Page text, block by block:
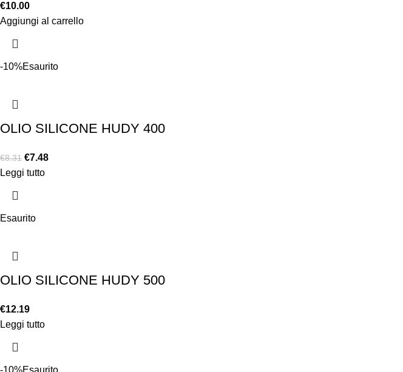
€10.00
Aggiungi al carrello
-10%Esaurito
OLIO SILICONE HUDY 400
€8.31 €7.48
Leggi tutto
Esaurito
OLIO SILICONE HUDY 500
€12.19
Leggi tutto